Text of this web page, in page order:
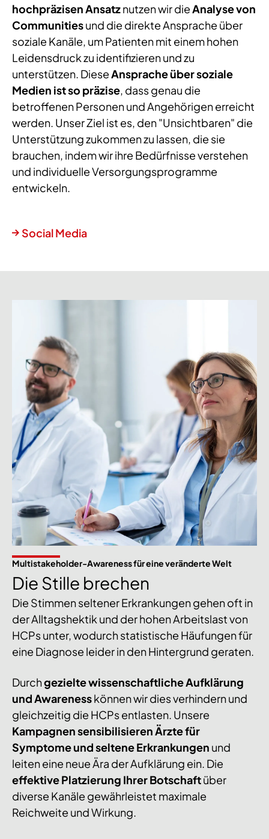
hochpräzisen Ansatznutzen wir dieAnalyse von
Communitiesund die direkte Ansprache über
soziale Kanäle, um Patienten mit einem hohen
Leidensdruck zu identifizieren und zu
unterstützen. DieseAnsprache über soziale
Medien ist so präzise, dass genau die
betroffenen Personen und Angehörigen erreicht
werden. Unser Ziel ist es, den "Unsichtbaren" die
Unterstützung zukommen zu lassen, die sie
brauchen, indem wir ihre Bedürfnisse verstehen
und individuelle Versorgungsprogramme
entwickeln.
Social Media
Multistakeholder-Awareness für eine veränderte Welt
Die Stille brechen
Die Stimmen seltener Erkrankungen gehen oft in
der Alltagshektik und der hohen Arbeitslast von
HCPs unter, wodurch statistische Häufungen für
eine Diagnose leider in den Hintergrund geraten.
Durchgezielte wissenschaftliche Aufklärung
und Awarenesskönnen wir dies verhindern und
gleichzeitig die HCPs entlasten. Unsere
Kampagnen sensibilisieren Ärzte für
Symptome und seltene Erkrankungen und
leiten eine neue Ära der Aufklärung ein. Die
effektive Platzierung Ihrer Botschaftüber
diverse Kanäle gewährleistet maximale
Reichweite und Wirkung.